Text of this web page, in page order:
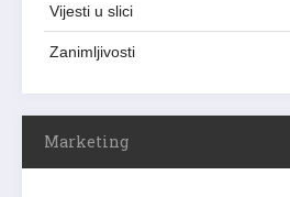
Vijesti u slici
Zanimljivosti
Marketing